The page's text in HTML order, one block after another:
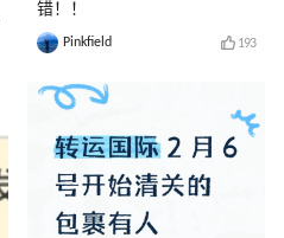
错！！
Pinkfield 193